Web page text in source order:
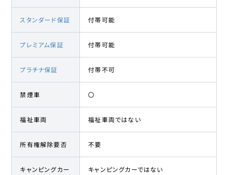
スタンダード保証 付帯可能
プレミアム保証 付帯可能
プラチナ保証 付帯不可
禁煙車 〇
福祉車両 福祉車両ではない
所有権解除要否 不要
キャンピングカー キャンピングカーではない